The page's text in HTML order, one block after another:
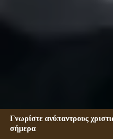
Γνωρίστε ανύπαντρους
σήμερα